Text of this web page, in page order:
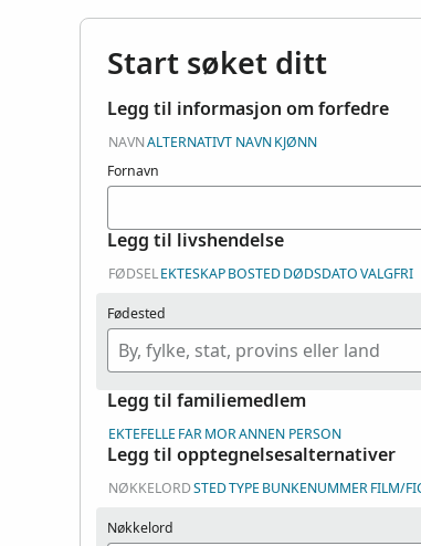
Start søket ditt
Legg til informasjon om forfedre
NAVNALTERNATIVT NAVNKJØNN
Fornavn
Legg til livshendelse
FØDSELEKTESKAPBOSTEDDØDSDATOVALGFRI
Fødested
Legg til familiemedlem
EKTEFELLE FARMORANNEN PERSON
Legg til opptegnelsesalternativer
NØKKELORDSTEDTYPE BUNKENUMMERFILM/
Nøkkelord